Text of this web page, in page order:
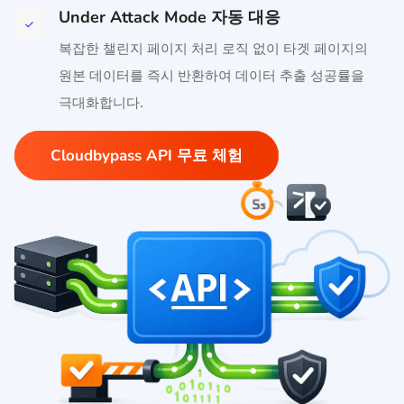
Under Attack Mode 자동 대응
복잡한 챌린지 페이지 처리 로직 없이 타겟 페이지의
원본 데이터를 즉시 반환하여 데이터 추출 성공률을
극대화합니다.
Cloudbypass API 무료 체험